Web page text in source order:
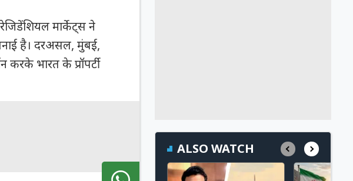
रेजिडेंशियल मार्केट्स ने
है। दरअसल, मुंबई,
करके भारत के प्रॉपर्टी
ALSO WATCH